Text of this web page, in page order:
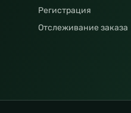
Регистрация
Отслеживание заказа